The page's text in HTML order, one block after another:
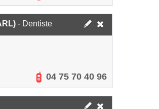
- Dentiste
04 75 70 40 96